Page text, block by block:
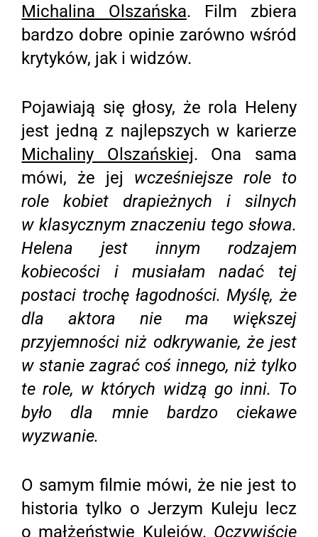
Michalina Olszańska. Film zbiera
bardzo dobre opinie zarówno wśród
krytyków, jak i widzów.
Pojawiają się głosy, że rola Heleny
jest jedną z najlepszych w karierze
Michaliny Olszańskiej. Ona sama
mówi, że jej wcześniejsze role to
role kobiet drapieżnych i silnych
w klasycznym znaczeniu tego słowa.
Helena jest innym rodzajem
kobiecości i musiałam nadać tej
postaci trochę łagodności. Myślę, że
dla aktora nie ma większej
przyjemności niż odkrywanie, że jest
w stanie zagrać coś innego, niż tylko
te role, w których widzą go inni. To
było dla mnie bardzo ciekawe
wyzwanie.
O samym filmie mówi, że nie jest to
historia tylko o Jerzym Kuleju lecz
o małżeństwie Kulejów. Oczywiście